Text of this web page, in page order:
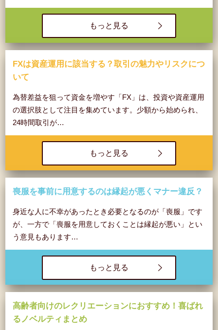
もっと見る
FXは資産運用に該当する？取引の魅力やリスクにつ
いて
為替差益を狙って資金を増やす「FX」は、投資や資産運用
の選択肢として注目を集めています。少額から始められ、
24時間取引が…
もっと見る
喪服を事前に用意するのは縁起が悪くマナー違反？
身近な人に不幸があったとき必要となるのが「喪服」です
が、一方で「喪服を用意しておくことは縁起が悪い」とい
う意見もあります…
もっと見る
高齢者向けのレクリエーションにおすすめ！喜ばれ
るノベルティまとめ